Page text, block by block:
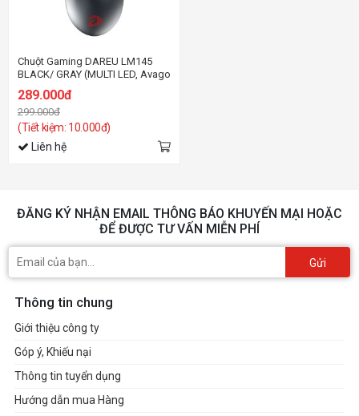
Chuột Gaming DAREU LM145
BLACK/ GRAY (MULTI LED, Avago
289.000đ
299.000đ
(Tiết kiệm: 10.000đ)
Liên hệ
ĐĂNG KÝ NHẬN EMAIL THÔNG BÁO KHUYẾN MẠI HOẶC
ĐỂ ĐƯỢC TƯ VẤN MIỄN PHÍ
Gửi
Thông tin chung
Giới thiệu công ty
Góp ý, Khiếu nại
Thông tin tuyển dụng
Hướng dẫn mua Hàng